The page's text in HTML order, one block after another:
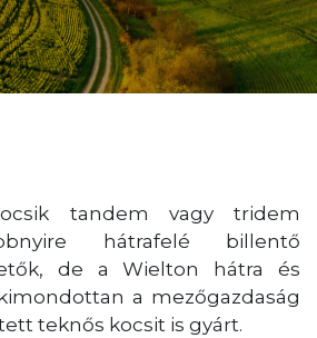
tandem vagy tridem
hátrafelé billentő
de a Wielton hátra és
a mezőgazdaság
teknős kocsit is gyárt.